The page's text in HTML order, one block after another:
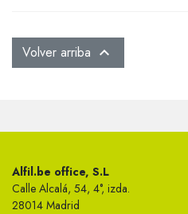
Volver arriba 
Alfil.be office, S.L
Calle Alcalá, 54, 4°, izda.
28014 Madrid